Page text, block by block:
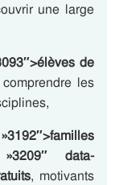
une large
de
les
»3209″ data-
, motivants